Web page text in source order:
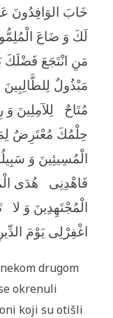
خَابَ الوَافِدُونَ
لَكَ وَ ضَاعَ
مَنِ انْتَجَعَ فَضْلَكَ
مَبْذُولٌ
مُتَاحٌ
حِلْمُكَ مُعْتَرِضٌ
الْمُسِيئِينَ وَ
فَاهْدِنِى
هُدَى
الْمُجْتَهِدِينَ وَ لا
اغْفِرْلِى يَوْمَ
drugom
okrenuli
koji su otišli